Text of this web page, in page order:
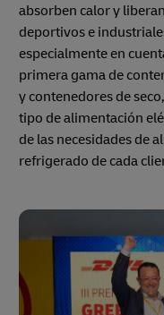
absorben calor y
deportivos e
especialmente en
primera gama de
y contenedores de
tipo de alimentación
de las necesidades de
refrigerado de cada